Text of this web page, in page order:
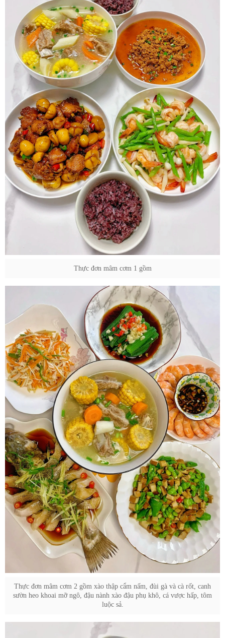
Thực đơn mâm cơm 1 gồm
Thực đơn mâm cơm 2 gồm xào thập cẩm nấm, đùi gà và cà rốt, canh
sườn heo khoai mỡ ngô, đậu nành xào đậu phụ khô, cá vược hấp, tôm
luộc sả.